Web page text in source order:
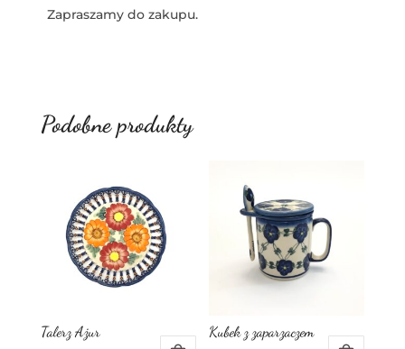
Zapraszamy do zakupu.
Podobne produkty
Talerz Ażur Kubek z zaparzaczem